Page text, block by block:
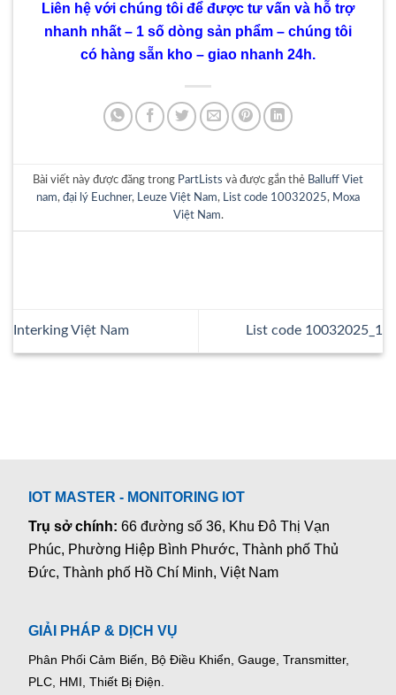
Liên hệ với chúng tôi để được tư vấn và hỗ trợ
nhanh nhất – 1 số dòng sản phẩm – chúng tôi
có hàng sẵn kho – giao nhanh 24h.
Bài viết này được đăng trong PartLists và được gắn thẻ Balluff Viet
nam, đại lý Euchner, Leuze Việt Nam, List code 10032025, Moxa
Việt Nam.
Interking Việt Nam List code 10032025_1
IOT MASTER - MONITORING IOT
Trụ sở chính:66 đường số 36, Khu Đô Thị Vạn
Phúc, Phường Hiệp Bình Phước, Thành phố Thủ
Đức, Thành phố Hồ Chí Minh, Việt Nam
GIẢI PHÁP & DỊCH VỤ
Phân Phối Cảm Biến, Bộ Điều Khiển, Gauge, Transmitter,
PLC, HMI, Thiết Bị Điện.